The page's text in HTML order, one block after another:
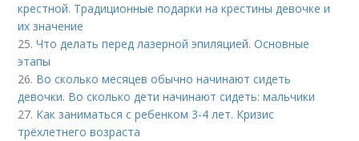
крестной. Традиционные подарки на крестины девочке и
их значение
25.Что делать перед лазерной эпиляцией. Основные
этапы
26. Во сколько месяцев обычно начинают сидеть
девочки. Во сколько дети начинают сидеть: мальчики
27. Как заниматься с ребенком 3-4 лет. Кризис
трёхлетнего возраста